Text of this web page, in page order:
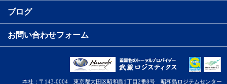
ブログ
お問い合わせフォーム
本社：〒143-0004 東京都大田区昭和島1丁目2番8号 昭和島ロジテムセンター